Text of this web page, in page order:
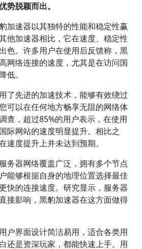
势脱颖而出。
加速器以其独特的性能和稳定性赢
他加速器相比，它在速度、稳定性
色。许多用户在使用后反馈称，黑
网络连接的速度，尤其是在访问国
低。
了先进的加速技术，能够有效绕过
可以在任何地方畅享无阻的网络体
查，超过85%的用户表示，在使用
际网站的速度明显提升。相比之
速度提升上并未达到预期。
务器网络覆盖广泛，拥有多个节点
能够根据自身的地理位置选择最佳
快的连接速度。研究显示，服务器
接影响，黑豹加速器在这方面做得
户界面设计简洁易用，适合各类用
还是资深玩家，都能快速上手。用